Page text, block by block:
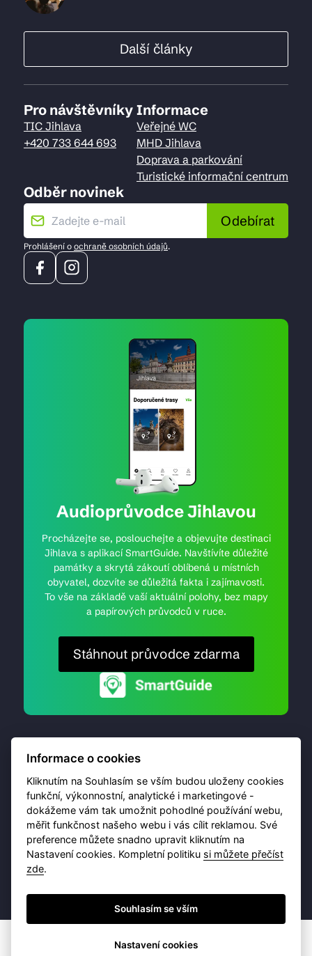
Další články
Pro návštěvníky
TIC Jihlava
+420 733 644 693
Informace
Veřejné WC
MHD Jihlava
Doprava a parkování
Turistické informační centrum
Odběr novinek
Odebírat
Prohlášení o ochraně osobních údajů.
Audioprůvodce Jihlavou
Procházejte se, poslouchejte a objevujte destinaci
Jihlava s aplikací SmartGuide. Navštívíte důležité
památky a skrytá zákoutí oblíbená u místních
obyvatel, dozvíte se důležitá fakta i zajímavosti.
To vše na základě vaší aktuální polohy, bez mapy
a papírových průvodců v ruce.
Stáhnout průvodce zdarma
© 2026 Destinační portál provozujeBrána Jihlavy,
příspěvková organizace. Všechna práva vyhrazena.
Ochrana osobních údajů
Informace o cookies
Kliknutím na Souhlasím se vším budou uloženy cookies
funkční, výkonnostní, analytické i marketingové -
dokážeme vám tak umožnit pohodlné používání webu,
měřit funkčnost našeho webu i vás cílit reklamou. Své
preference můžete snadno upravit kliknutím na
Nastavení cookies. Kompletní politiku si můžete přečíst
zde.
Souhlasím se vším
Nastavení cookies